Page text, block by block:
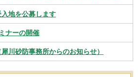
地を公募します
ナーの開催
川砂防事務所からのお知らせ）